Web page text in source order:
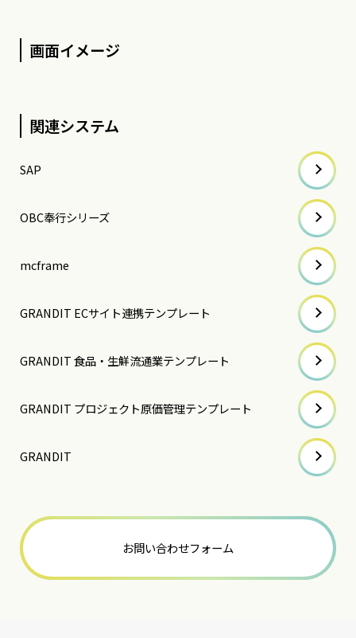
画面イメージ
関連システム
SAP
OBC奉行シリーズ
mcframe
GRANDIT ECサイト連携テンプレート
GRANDIT 食品・生鮮流通業テンプレート
GRANDIT プロジェクト原価管理テンプレート
GRANDIT
お問い合わせフォーム